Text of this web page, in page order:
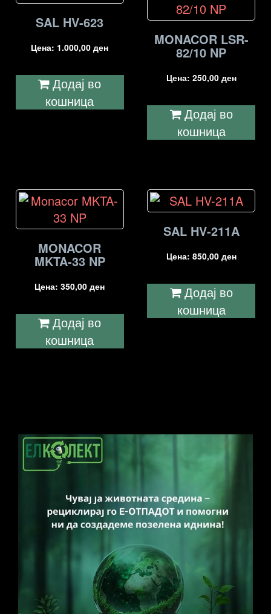
SAL HV-623
Цена: 1.000,00ден
Додај во
кошница
MONACOR LSR-
82/10 NP
Цена: 250,00 ден
Додај во
кошница
MONACOR
MKTA-33 NP
Цена:350,00ден
Додај во
кошница
SAL HV-211A
Цена: 850,00 ден
Додај во
кошница